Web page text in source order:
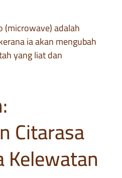
(microwave) adalah
ia akan mengubah
yang liat dan
Citarasa
Kelewatan